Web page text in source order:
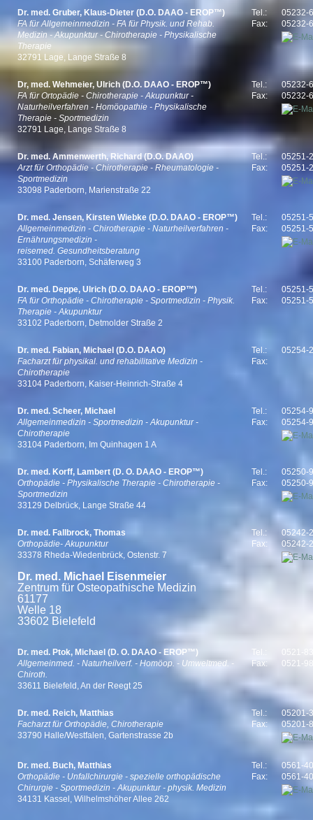
Dr. med. Gruber, Klaus-Dieter (D.O. DAAO - EROP™)
FA für Allgemeinmedizin - FA für Physik. und Rehab.
Medizin - Akupunktur - Chirotherapie - Physikalische
Therapie
32791 Lage, Lange Straße 8
Tel.:
05232-
Fax:
05232-
Dr, med. Wehmeier, Ulrich (D.O. DAAO - EROP™)
FA für Ortopädie - Chirotherapie - Akupunktur -
Naturheilverfahren - Homöopathie - Physikalische
Therapie - Sportmedizin
32791 Lage, Lange Straße 8
Tel.:
05232-
Fax:
05232-
Dr. med. Ammenwerth, Richard (D.O. DAAO)
Arzt für Orthopädie - Chirotherapie - Rheumatologie -
Sportmedizin
33098 Paderborn, Marienstraße 22
Tel.:
05251-
Fax:
05251-
Dr. med. Jensen, Kirsten Wiebke (D.O. DAAO - EROP™)
Allgemeinmedizin - Chirotherapie - Naturheilverfahren -
Ernährungsmedizin -
reisemed. Gesundheitsberatung
33100 Paderborn, Schäferweg 3
Tel.:
05251-
Fax:
05251-
Dr. med. Deppe, Ulrich (D.O. DAAO - EROP™)
FA für Orthopädie - Chirotherapie - Sportmedizin - Physik.
Therapie - Akupunktur
33102 Paderborn, Detmolder Straße 2
Tel.:
05251-
Fax:
05251-
Dr. med. Fabian, Michael (D.O. DAAO)
Facharzt für physikal. und rehabilitative Medizin -
Chirotherapie
33104 Paderborn, Kaiser-Heinrich-Straße 4
Tel.:
05254-
Fax:
Dr. med. Scheer, Michael
Allgemeinmedizin - Sportmedizin - Akupunktur -
Chirotherapie
33104 Paderborn, Im Quinhagen 1 A
Tel.:
05254-
Fax:
05254-
Dr. med. Korff, Lambert (D. O. DAAO - EROP™)
Orthopädie - Physikalische Therapie - Chirotherapie -
Sportmedizin
33129 Delbrück, Lange Straße 44
Tel.:
05250-
Fax:
05250-
Dr. med. Fallbrock, Thomas
Orthopädie- Akupunktur
33378 Rheda-Wiedenbrück, Ostenstr. 7
Tel.:
05242-
Fax:
05242-
Dr. med. Michael Eisenmeier
Zentrum für Osteopathische Medizin
61177
Welle 18
33602 Bielefeld
Dr. med. Ptok, Michael (D. O. DAAO - EROP™)
Allgemeinmed. - Naturheilverf. - Homöop. - Umweltmed. -
Chiroth.
33611 Bielefeld, An der Reegt 25
Tel.:
0521-
Fax:
0521-
Dr. med. Reich, Matthias
Facharzt für Orthopädie, Chirotherapie
33790 Halle/Westfalen, Gartenstrasse 2b
Tel.:
05201-
Fax:
05201-
Dr. med. Buch, Matthias
Orthopädie - Unfallchirurgie - spezielle orthopädische
Chirurgie - Sportmedizin - Akupunktur - physik. Medizin
34131 Kassel, Wilhelmshöher Allee 262
Tel.:
0561-
Fax:
0561-